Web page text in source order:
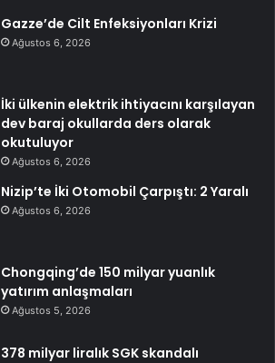
Gazze’de Cilt Enfeksiyonları Krizi
Ağustos 6, 2026
İki ülkenin elektrik ihtiyacını karşılayan
dev baraj okullarda ders olarak
okutuluyor
Ağustos 6, 2026
Nizip’te İki Otomobil Çarpıştı: 2 Yaralı
Ağustos 6, 2026
Chongqing’de 150 milyar yuanlık
yatırım anlaşmaları
Ağustos 5, 2026
378 milyar liralık SGK skandalı